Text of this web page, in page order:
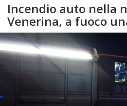
Incendio auto nella
Venerina, a fuoco